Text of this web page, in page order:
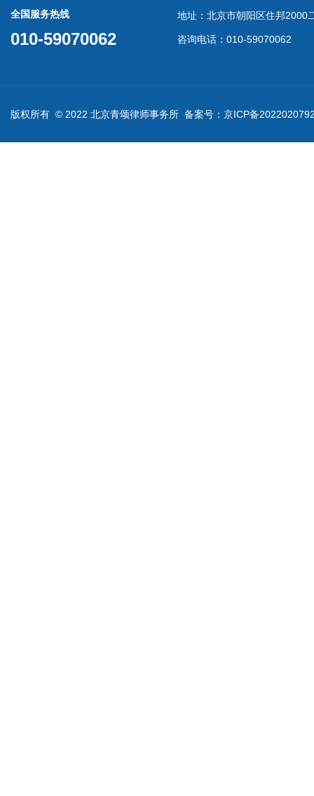
全国服务热线
010-59070062
地址：北京市朝阳区住邦2000
咨询电话：010-59070062
版权所有 © 2022 北京青颂律师事务所 备案号： 京ICP备